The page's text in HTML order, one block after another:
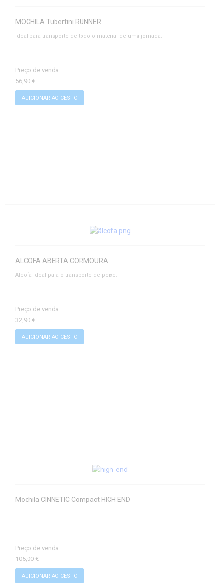
MOCHILA Tubertini RUNNER
Ideal para transporte de todo o material de uma jornada.
Preço de venda:
56,90 €
ALCOFA ABERTA CORMOURA
Alcofa ideal para o transporte de peixe.
Preço de venda:
32,90 €
Mochila CINNETIC Compact HIGH END
Preço de venda:
105,00 €